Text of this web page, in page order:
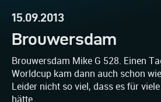
15.09.2013
Brouwersdam
Brouwersdam Mike G 528. Einen
Worldcup kam dann auch schon
Leider nicht so viel, dass es für
hätte.